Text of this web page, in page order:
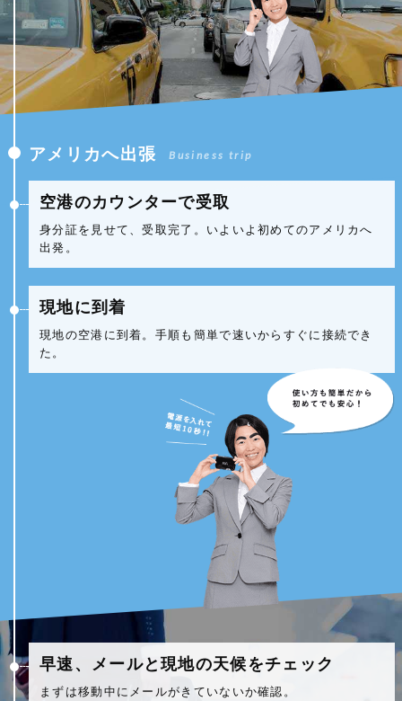
アメリカへ出張 Business trip
空港のカウンターで受取
身分証を見せて、受取完了。いよいよ初めてのアメリカへ
出発。
現地に到着
現地の空港に到着。手順も簡単で速いからすぐに接続でき
た。
早速、メールと現地の天候をチェック
まずは移動中にメールがきていないか確認。